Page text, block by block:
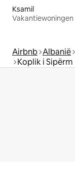
Ksamil
Vakantiewoningen
Airbnb Albanië
Koplik i Sipërm